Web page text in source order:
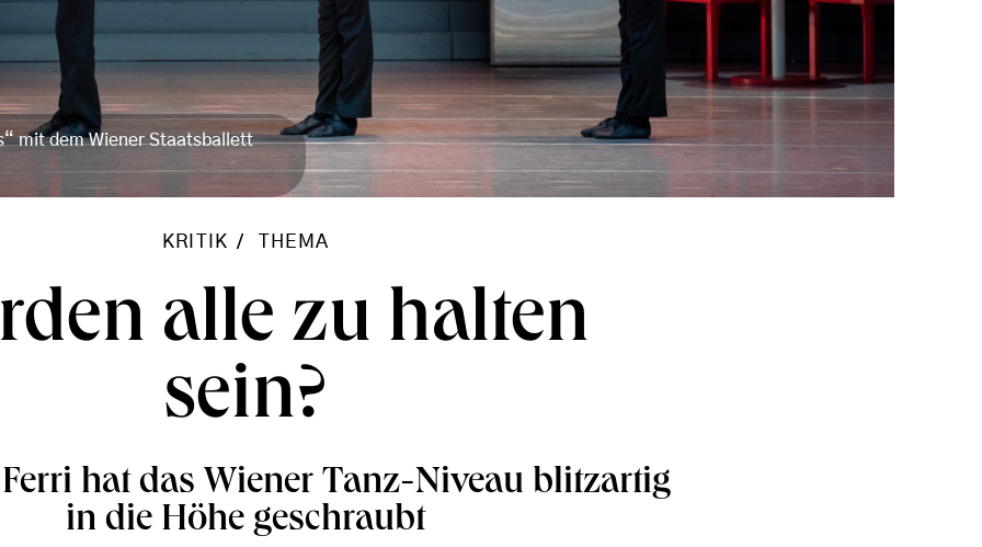
mit dem Wiener Staatsballett
KRITIK THEMA
alle zu halten
sein?
hat das Wiener Tanz-Niveau blitzartig
in die Höhe geschraubt